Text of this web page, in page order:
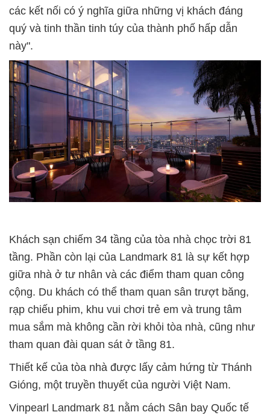
các kết nối có ý nghĩa giữa những vị khách đáng
quý và tinh thần tinh túy của thành phố hấp dẫn
này".
Khách sạn chiếm 34 tầng của tòa nhà chọc trời 81
tầng. Phần còn lại của Landmark 81 là sự kết hợp
giữa nhà ở tư nhân và các điểm tham quan công
cộng. Du khách có thể tham quan sân trượt băng,
rạp chiếu phim, khu vui chơi trẻ em và trung tâm
mua sắm mà không cần rời khỏi tòa nhà, cũng như
tham quan đài quan sát ở tầng 81.
Thiết kế của tòa nhà được lấy cảm hứng từ Thánh
Gióng, một truyền thuyết của người Việt Nam.
Vinpearl Landmark 81 nằm cách Sân bay Quốc tế